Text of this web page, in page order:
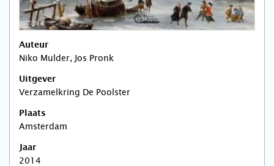
Auteur
Niko Mulder, Jos Pronk
Uitgever
Verzamelkring De Poolster
Plaats
Amsterdam
Jaar
2014